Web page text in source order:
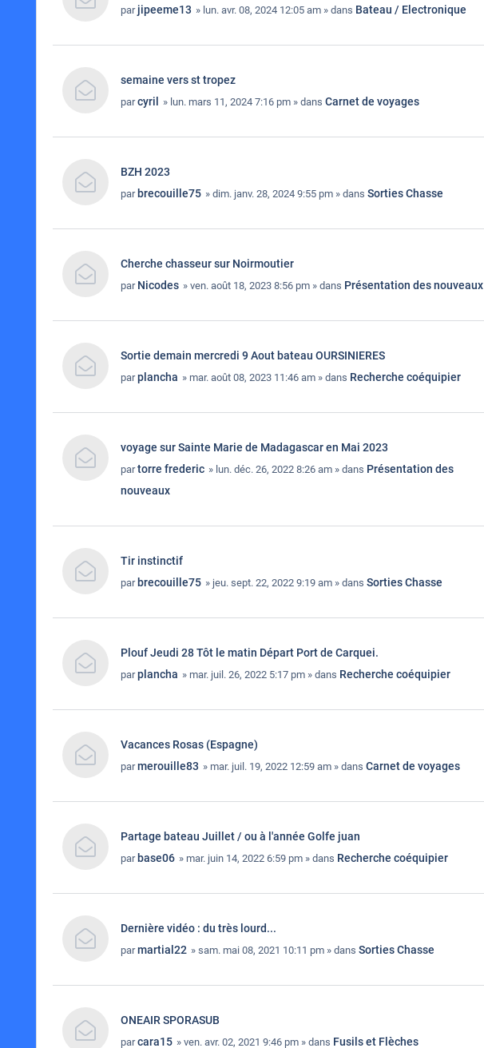
par jipeeme13 » lun. avr. 08, 2024 12:05 am » dans Bateau / Electronique
semaine vers st tropez
parcyril » lun. mars 11, 2024 7:16 pm » dans Carnet de voyages
BZH 2023
par brecouille75 » dim. janv. 28, 2024 9:55 pm » dans Sorties Chasse
Cherche chasseur sur Noirmoutier
par Nicodes » ven. août 18, 2023 8:56 pm » dans Présentation des nouveaux
Sortie demain mercredi 9 Aout bateau OURSINIERES
parplancha » mar. août 08, 2023 11:46 am » dans Recherche coéquipier
voyage sur Sainte Marie de Madagascar en Mai 2023
partorre frederic » lun. déc. 26, 2022 8:26 am » dans Présentation des
nouveaux
Tir instinctif
par brecouille75 » jeu. sept. 22, 2022 9:19 am » dans Sorties Chasse
Plouf Jeudi 28 Tôt le matin Départ Port de Carquei.
parplancha » mar. juil. 26, 2022 5:17 pm » dans Recherche coéquipier
Vacances Rosas (Espagne)
parmerouille83 » mar. juil. 19, 2022 12:59 am » dans Carnet de voyages
Partage bateau Juillet / ou à l'année Golfe juan
par base06 » mar. juin 14, 2022 6:59 pm » dans Recherche coéquipier
Dernière vidéo : du très lourd...
parmartial22 » sam. mai 08, 2021 10:11 pm » dans Sorties Chasse
ONEAIR SPORASUB
parcara15 » ven. avr. 02, 2021 9:46 pm » dans Fusils et Flèches